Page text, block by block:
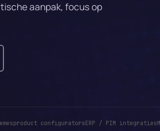
aanpak, focus op
product configuratorsERP / PIM integraties